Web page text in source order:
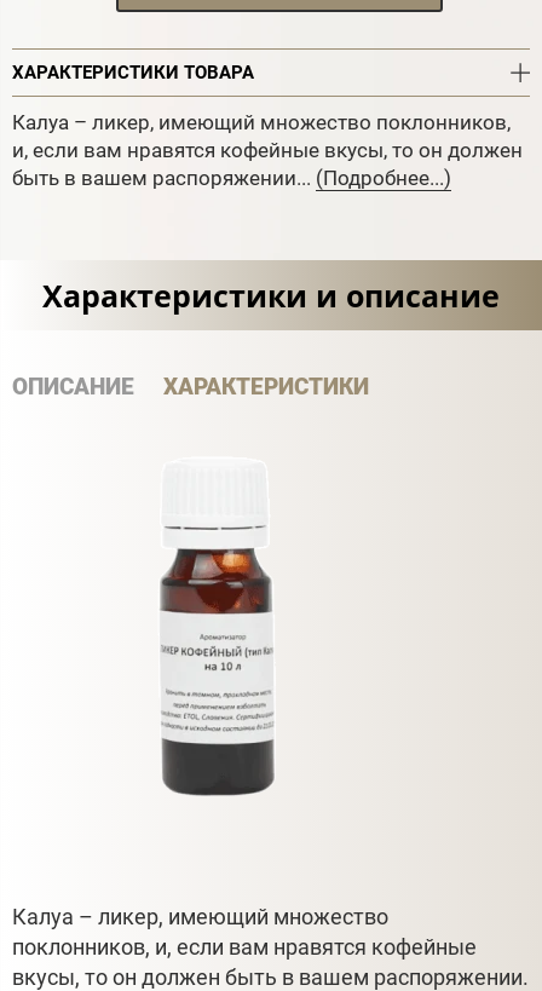
ХАРАКТЕРИСТИКИ ТОВАРА
Калуа – ликер, имеющий множество поклонников,
и, если вам нравятся кофейные вкусы, то он должен
быть в вашем распоряжении... (Подробнее...)
Характеристики и описание
ОПИСАНИЕ ХАРАКТЕРИСТИКИ
Калуа – ликер, имеющий множество
поклонников, и, если вам нравятся кофейные
вкусы, то он должен быть в вашем распоряжении.